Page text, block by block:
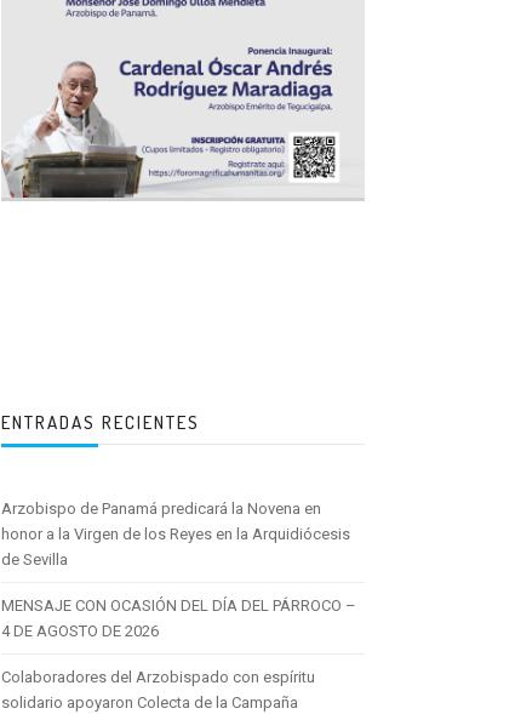
ENTRADAS RECIENTES
Arzobispo de Panamá predicará la Novena en
honor a la Virgen de los Reyes en la Arquidiócesis
de Sevilla
MENSAJE CON OCASIÓN DEL DÍA DEL PÁRROCO –
4 DE AGOSTO DE 2026
Colaboradores del Arzobispado con espíritu
solidario apoyaron Colecta de la Campaña